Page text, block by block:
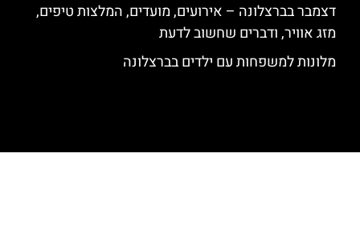
דצמבר בברצלונה – אירועים, מועדים, המלצות טיפים,
מזג אוויר, ודברים שחשוב לדעת
מלונות למשפחות עם ילדים בברצלונה